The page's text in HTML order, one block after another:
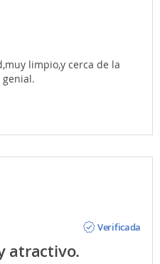
limpio,y cerca de la
Verificada
atractivo.